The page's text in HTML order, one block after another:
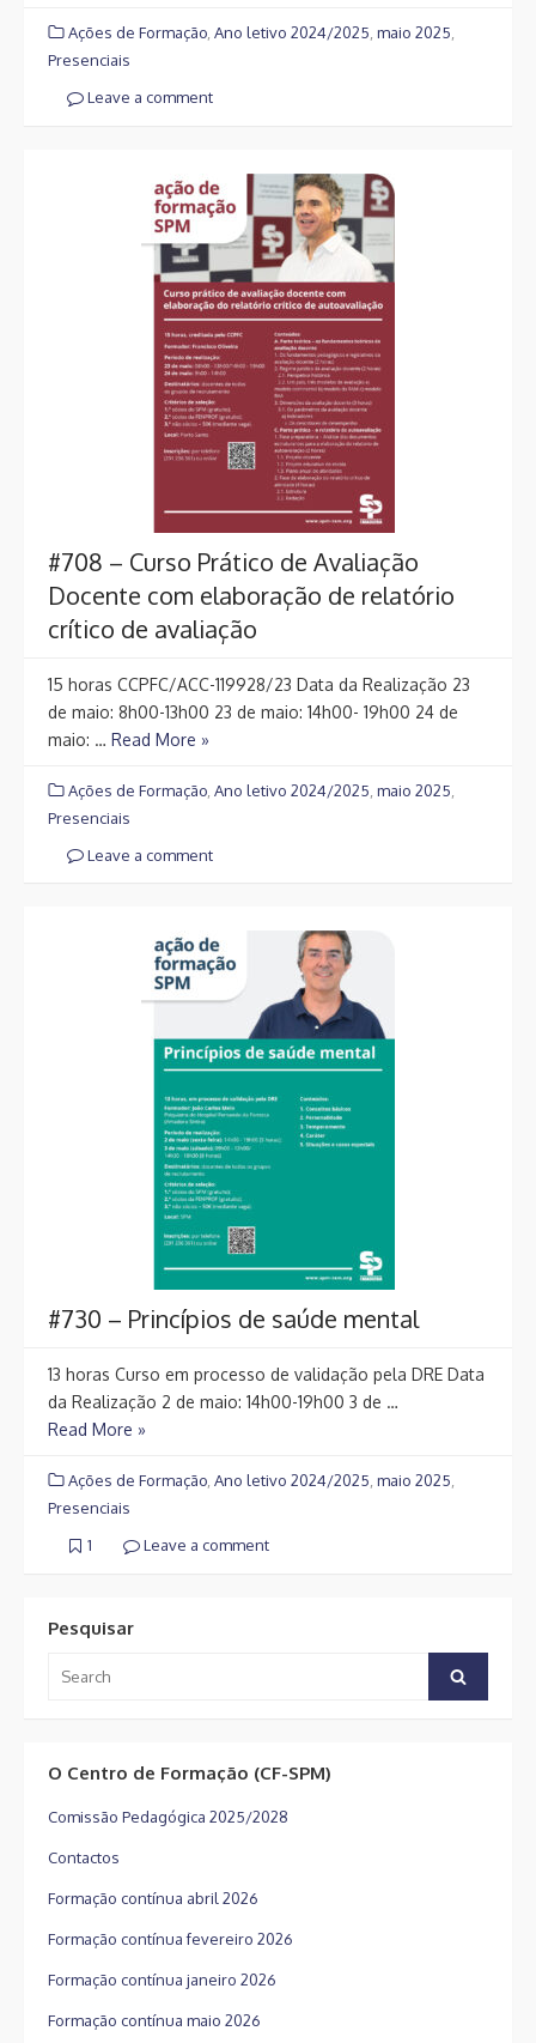
Ações de Formação Ano letivo 2024/2025 maio 2025
Presenciais
Leave a comment
#708 – Curso Prático de Avaliação
Docente com elaboração de relatório
crítico de avaliação
15 horas CCPFC/ACC-119928/23 Data da Realização 23
de maio: 8h00-13h00 23 de maio: 14h00- 19h00 24 de
maio: … Read More »
Ações de Formação Ano letivo 2024/2025 maio 2025
Presenciais
Leave a comment
#730 – Princípios de saúde mental
13 horas Curso em processo de validação pela DRE Data
da Realização 2 de maio: 14h00-19h00 3 de …
Read More »
Ações de Formação Ano letivo 2024/2025 maio 2025
Presenciais
1
Leave a comment
Pesquisar
for:
Search
O Centro de Formação (CF-SPM)
Comissão Pedagógica 2025/2028
Contactos
Formação contínua abril 2026
Formação contínua fevereiro 2026
Formação contínua janeiro 2026
Formação contínua maio 2026